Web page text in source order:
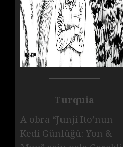
Turquia
A obra “Junji Ito’nun
Kedi Günlüğü: Yon &